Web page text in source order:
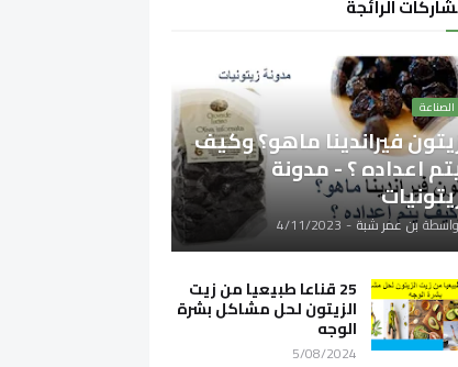
الرائجة
الصناعة
فيراندينا ماهو؟ وكيف
اعداده ؟ - مدونة
بن عمر شبة-
4/11/2023
25 قناعا طبيعيا من زيت
الزيتون لحل مشاكل بشرة
الوجه
5/08/2024